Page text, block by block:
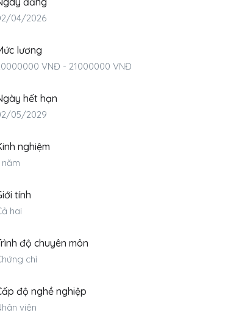
04/2026
lương
VNĐ - 21000000 VNĐ
hết hạn
05/2029
nghiệm
năm
tính
hai
độ chuyên môn
chỉ
độ nghề nghiệp
viên